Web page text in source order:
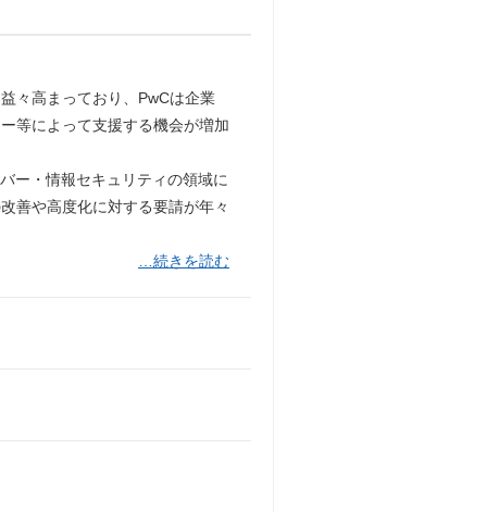
々高まっており、PwCは企業
等によって支援する機会が増加
ー・情報セキュリティの領域に
善や高度化に対する要請が年々
…続きを読む